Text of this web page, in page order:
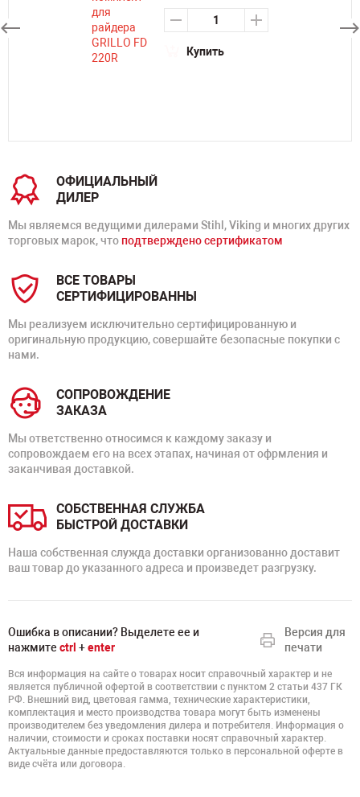
Купить
ОФИЦИАЛЬНЫЙ
ДИЛЕР
Мы являемся ведущими дилерами Stihl, Viking и многих других
торговых марок, что подтверждено сертификатом
ВСЕ ТОВАРЫ
СЕРТИФИЦИРОВАННЫ
Мы реализуем исключительно сертифицированную и
оригинальную продукцию, совершайте безопасные покупки с
нами.
СОПРОВОЖДЕНИЕ
ЗАКАЗА
Мы ответственно относимся к каждому заказу и
сопровождаем его на всех этапах, начиная от офрмления и
заканчивая доставкой.
СОБСТВЕННАЯ СЛУЖБА
БЫСТРОЙ ДОСТАВКИ
Наша собственная служда доставки организованно доставит
ваш товар до указанного адреса и произведет разгрузку.
Ошибка в описании? Выделете ее и
нажмите ctrl +enter
Версия для
печати
Вся информация на сайте о товарах носит справочный характер и не
является публичной офертой в соответствии с пунктом 2 статьи 437 ГК
РФ. Внешний вид, цветовая гамма, технические характеристики,
комплектация и место производства товара могут быть изменены
производителем без уведомления дилера и потребителя. Информация о
наличии, стоимости и сроках поставки носят справочный характер.
Актуальные данные предоставляются только в персональной оферте в
виде счёта или договора.